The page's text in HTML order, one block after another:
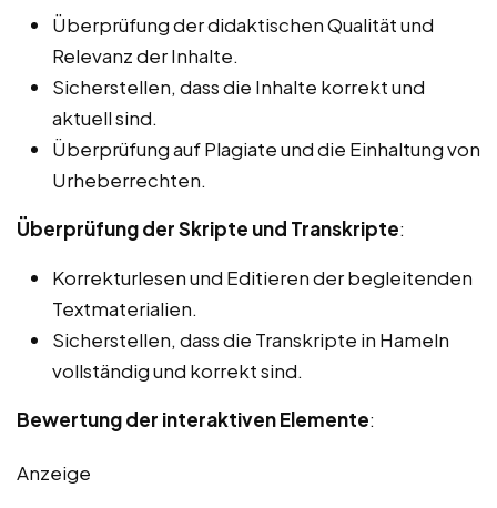
Überprüfung der didaktischen Qualität und
Relevanz der Inhalte.
Sicherstellen, dass die Inhalte korrekt und
aktuell sind.
Überprüfung auf Plagiate und die Einhaltung von
Urheberrechten.
Überprüfung der Skripte und Transkripte:
Korrekturlesen und Editieren der begleitenden
Textmaterialien.
Sicherstellen, dass die Transkripte in Hameln
vollständig und korrekt sind.
Bewertung der interaktiven Elemente:
Anzeige